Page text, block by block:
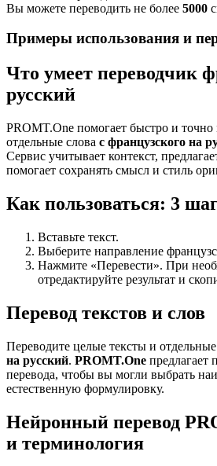
Вы можете переводить не более 5000
Примеры использования и
Что умеет переводчик
русский
PROMT.One помогает быстро и точно
отдельные слова с французского на
Сервис учитывает контекст,
помогает сохранять смысл и стиль
Как пользоваться: 3
Вставьте текст.
Выберите направление
Нажмите «Перевести». При
отредактируйте результат и
Перевод текстов и слов
Переводите целые тексты и отдельные
на русский. PROMT.One предлагает
перевода, чтобы вы могли выбрать
естественную формулировку.
Нейронный перевод
и терминология